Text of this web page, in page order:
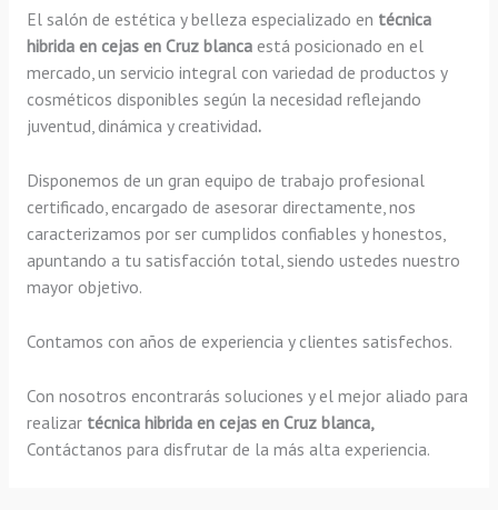
El salón de estética y belleza especializado en técnica
hibrida en cejas en Cruz blancaestá posicionado en el
mercado, un servicio integral con variedad de productos y
cosméticos disponibles según la necesidad reflejando
juventud, dinámica y creatividad.
Disponemos de un gran equipo de trabajo profesional
certificado, encargado de asesorar directamente, nos
caracterizamos por ser cumplidos confiables y honestos,
apuntando a tu satisfacción total, siendo ustedes nuestro
mayor objetivo.
Contamos con años de experiencia y clientes satisfechos.
Con nosotros encontrarás soluciones y el mejor aliado para
realizar técnica hibrida en cejas en Cruz blanca,
Contáctanos para disfrutar de la más alta experiencia.